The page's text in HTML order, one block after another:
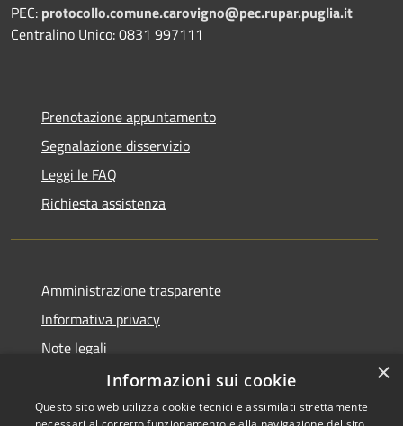
PEC: protocollo.comune.carovigno@pec.rupar.puglia.it
Centralino Unico: 0831 997111
Prenotazione appuntamento
Segnalazione disservizio
Leggi le FAQ
Richiesta assistenza
Amministrazione trasparente
Informativa privacy
Note legali
Dichiarazione di accessibilità
×
Informazioni sui cookie
Questo sito web utilizza cookie tecnici e assimilati strettamente